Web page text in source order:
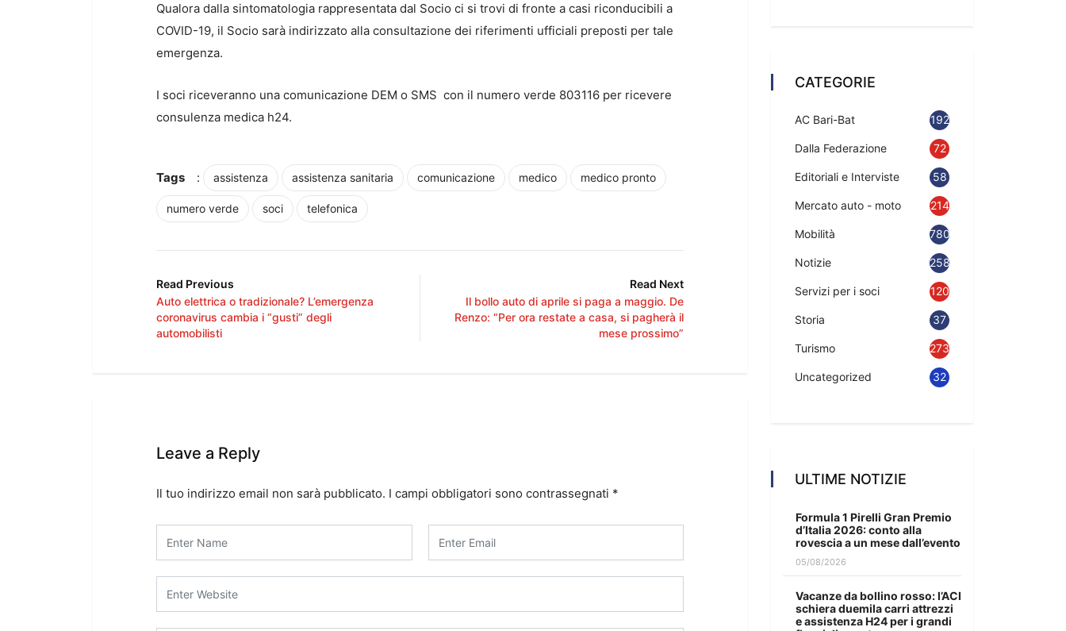
Qualora dalla sintomatologia rappresentata dal Socio ci si trovi di fronte a casi riconducibili a
COVID-19, il Socio sarà indirizzato alla consultazione dei riferimenti ufficiali preposti per tale
emergenza.
I soci riceveranno una comunicazione DEM o SMS con il numero verde 803116 per ricevere
consulenza medica h24.
Tags : assistenza assistenza sanitaria comunicazione medico medico pronto
numero verde soci telefonica
Read Previous
Auto elettrica o tradizionale? L’emergenza
coronavirus cambia i “gusti” degli
automobilisti
Read Next
Il bollo auto di aprile si paga a maggio. De
Renzo: “Per ora restate a casa, si pagherà il
mese prossimo”
Leave a Reply
Il tuo indirizzo email non sarà pubblicato. I campi obbligatori sono contrassegnati *
CATEGORIE
AC Bari-Bat 192
Dalla Federazione 72
Editoriali e Interviste 58
Mercato auto - moto 214
Mobilità 780
Notizie 2583
Servizi per i soci 120
Storia 37
Turismo 273
Uncategorized 32
ULTIME NOTIZIE
Formula 1 Pirelli Gran Premio
d’Italia 2026: conto alla
rovescia a un mese dall’evento
05/08/2026
Vacanze da bollino rosso: l’ACI
schiera duemila carri attrezzi
e assistenza H24 per i grandi